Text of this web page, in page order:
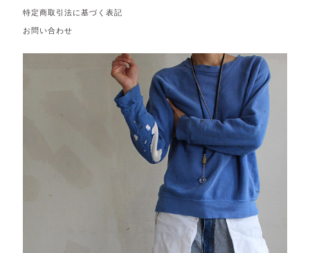
特定商取引法に基づく表記
お問い合わせ